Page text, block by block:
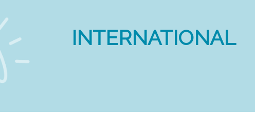
INTERNATIONAL